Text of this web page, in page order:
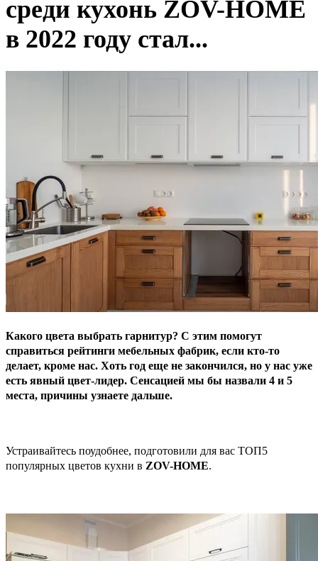
среди кухонь ZOV-HOME
в 2022 году стал...
Какого цвета выбрать гарнитур? С этим помогут
справиться рейтинги мебельных фабрик, если кто-то
делает, кроме нас. Хоть год еще не закончился, но у нас уже
есть явный цвет-лидер. Сенсацией мы бы назвали 4 и 5
места, причины узнаете дальше.
Устраивайтесь поудобнее, подготовили для вас ТОП5
популярных цветов кухни в ZOV-HOME.